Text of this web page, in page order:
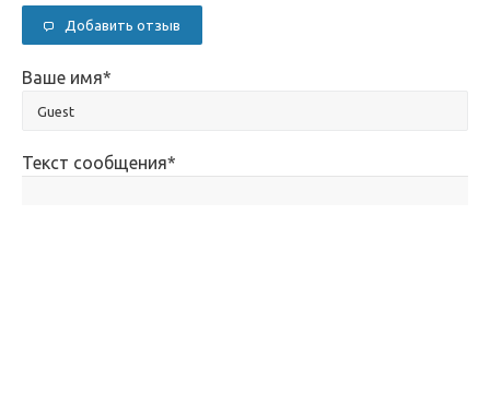
Добавить отзыв
Ваше имя*
Текст сообщения*